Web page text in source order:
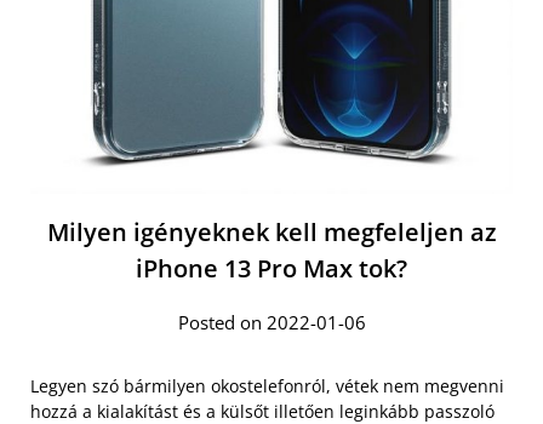
Milyen igényeknek kell megfeleljen az
iPhone 13 Pro Max tok?
Posted on 2022-01-06
Legyen szó bármilyen okostelefonról, vétek nem megvenni
hozzá a kialakítást és a külsőt illetően leginkább passzoló